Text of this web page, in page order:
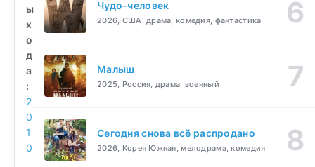
ы
х
о
д
а
:
2
0
1
0
Чудо-человек
2026, США, драма, комедия, фантастика
Малыш
2025, Россия, драма, военный
Сегодня снова всё распродано
2026, Корея Южная, мелодрама, комедия